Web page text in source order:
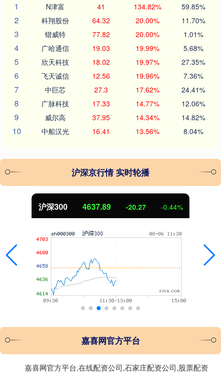
1
N津富 41 134.82% 59.85%
2 科翔股份 64.32 20.00% 11.70%
3 锴威特 77.82 20.00% 1.01%
4 广哈通信 19.03 19.99% 5.68%
5 欣天科技 18.02 19.97% 27.35%
6 飞天诚信 12.56 19.96% 7.36%
7 中巨芯 27.3 17.62% 24.41%
8 广脉科技 17.33 14.77% 12.06%
9 威尔高 37.95 14.34% 14.82%
10 中船汉光 16.41 13.56% 8.04%
沪深京行情 实时轮播
沪深300 4637.89 -20.27 -0.44%
嘉喜网官方平台
嘉喜网官方平台,在线配资公司,石家庄配资公司,股票配资